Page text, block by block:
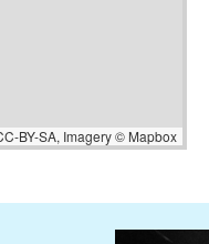
BY-SA, Imagery © Mapbox